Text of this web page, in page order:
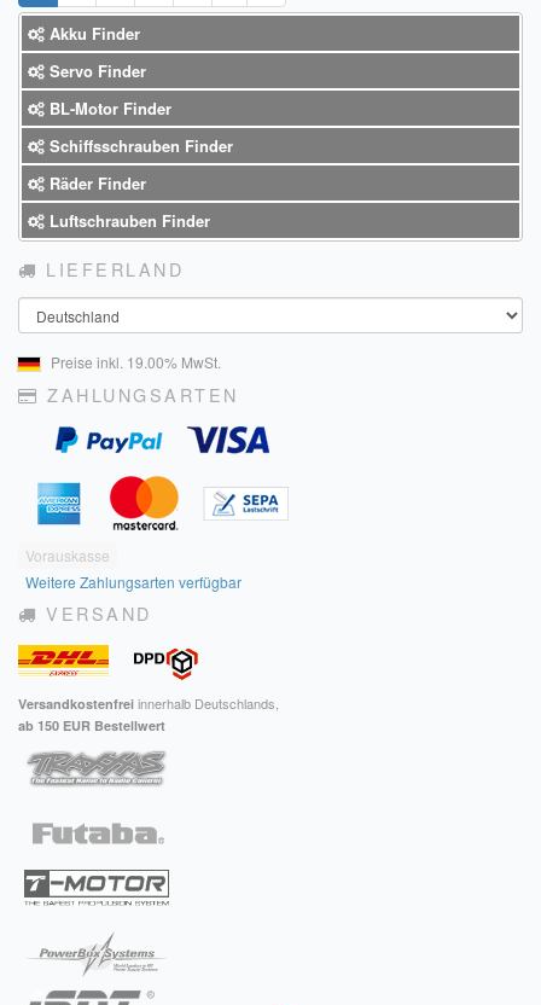
Akku Finder
Servo Finder
BL-Motor Finder
Schiffsschrauben Finder
Räder Finder
Luftschrauben Finder
LIEFERLAND
Land
Preise inkl. 19.00% MwSt.
ZAHLUNGSARTEN
Vorauskasse
Weitere Zahlungsarten verfügbar
VERSAND
Versandkostenfrei innerhalb Deutschlands,
ab 150 EUR Bestellwert